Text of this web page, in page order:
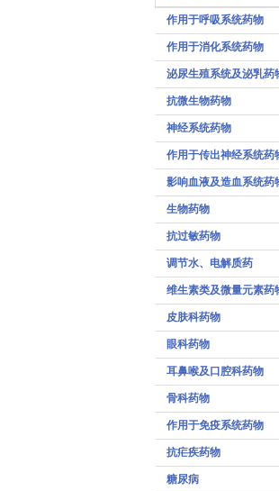
作用于呼吸系统药物
作用于消化系统药物
泌尿生殖系统及泌乳药
抗微生物药物
神经系统药物
作用于传出神经系统药
影响血液及造血系统药
生物药物
抗过敏药物
调节水、电解质药
维生素类及微量元素药
皮肤科药物
眼科药物
耳鼻喉及口腔科药物
骨科药物
作用于免疫系统药物
抗疟疾药物
糖尿病